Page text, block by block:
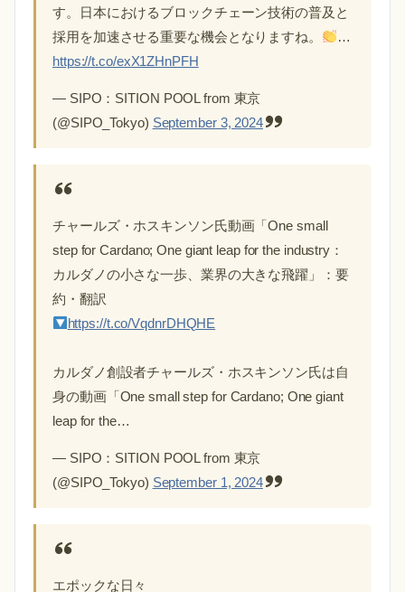
す。日本におけるブロックチェーン技術の普及と
採用を加速させる重要な機会となりますね。
…
https://t.co/exX1ZHnPFH
— SIPO：SITION POOL from 東京
(@SIPO_Tokyo) September 3, 2024
チャールズ・ホスキンソン氏動画「One small
step for Cardano; One giant leap for the industry：
カルダノの小さな一歩、業界の大きな飛躍」：要
約・翻訳
https://t.co/VqdnrDHQHE
カルダノ創設者チャールズ・ホスキンソン氏は自
身の動画「One small step for Cardano; One giant
leap for the…
— SIPO：SITION POOL from 東京
(@SIPO_Tokyo) September 1, 2024
エポックな日々